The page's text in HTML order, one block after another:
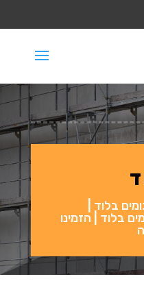
בלוד |
בלוד | הזמינו